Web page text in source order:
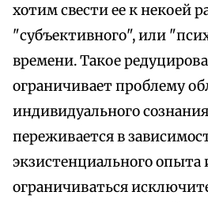
хотим свести ее к некоей
"субъективного", или
времени. Такое
ограничивает проблему
индивидуального
переживается в
экзистенциального
ограничиваться